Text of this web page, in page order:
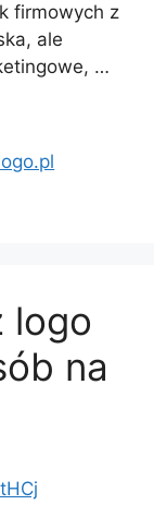
firmowych z
ale
…
logo
na